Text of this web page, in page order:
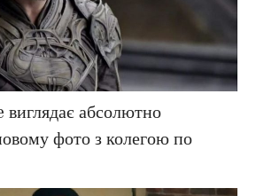
абсолютно
фото з колегою по